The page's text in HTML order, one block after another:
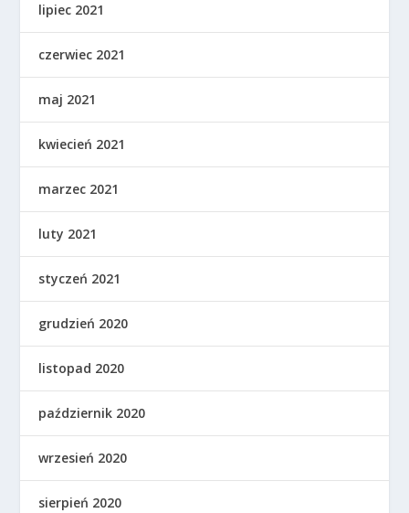
lipiec 2021
czerwiec 2021
maj 2021
kwiecień 2021
marzec 2021
luty 2021
styczeń 2021
grudzień 2020
listopad 2020
październik 2020
wrzesień 2020
sierpień 2020